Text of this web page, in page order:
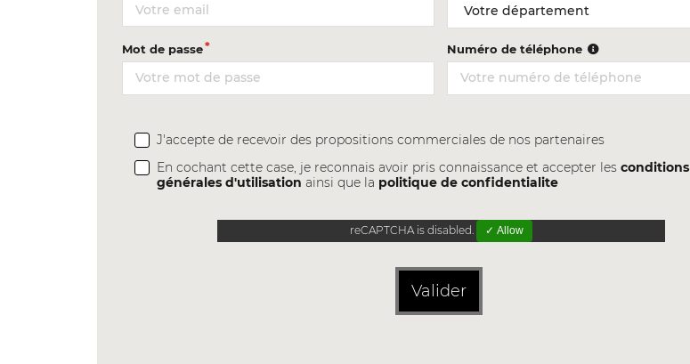
Mot de passe Numéro de téléphone
J'accepte de recevoir des propositions commerciales de nos partenaires
En cochant cette case, je reconnais avoir pris connaissance et accepter lesconditions
générales d'utilisation ainsi que la politique de confidentialite
reCAPTCHA is disabled. ✓ Allow
Valider